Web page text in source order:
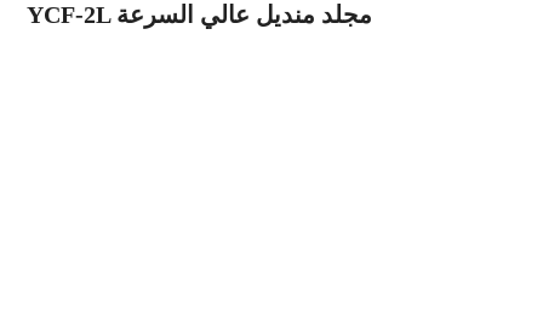
YCF-2L مجلد منديل عالي السرعة